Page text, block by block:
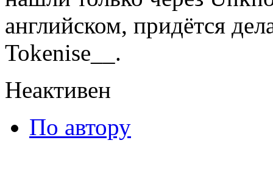
английском, придётся
Tokenise__.
Неактивен
По автору